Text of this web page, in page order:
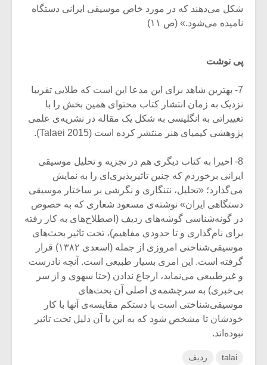
شکل می‌دهند که در مورد خاص موسیقی ایرانی دستگاه
نامیده می‌شود.» (ص ۱۱)
پی نوشت
7- بهترین شاهد برای این مدعا این است که طلایی تقریبا
نزدیک به زمان انتشار کتاب محتوای همین بخش را با
تغییراتی به انگلیسی به شکل یک مقاله در نشریه‌ی علمی
پژوهشی کیمیای هنر منتشر کرده است (Talaei 2015).
8- اخیرا به کتاب دیگری هم در تجزیه و تحلیل موسیقی
ایرانی برخوردم که چنین تاثیرپذیری‌ای را به نمایش
می‌گذارد؛ «تحلیل، نتنگاری و نگرشی بر ساختار موسیقی
دستگاهی ایران» نوشته‌ی مسعود شعاری که به خصوص
در گونه‌شناسی گوشه‌های ردیف (اصطلاح‌های به کار رفته
برای نام‌گذاری و تا حدودی مفاهیم)، تحت تاثیر بحث‌های
موسیقی‌شناختی امروزی از جمله (اسعدی ۱۳۸۲) قرار
گرفته است. این امری بسیار طبیعی است. آنچه نادرست
و غیرطبیعی می‌نماید، ارجاع ندادن (حتا سهوی و از سر
بی‌خبری) به سرچشمه‌ی اصلی آن بحث‌های
موسیقی‌شناختی است یا دستکم مقایسه‌ی آنها با کار
خودشان تا مشخص شود که به این یا آن دلیل تحت تاثیر
نبوده‌اند.
talai ردیف